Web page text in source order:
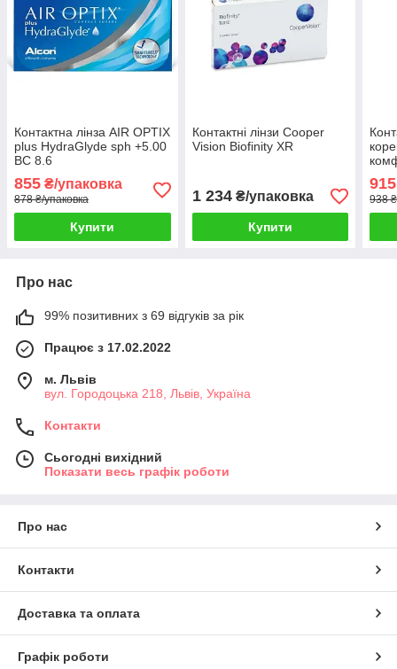
Контактна лінза AIR OPTIX
plus HydraGlyde sph +5.00
BC 8.6
855 ₴/упаковка
878 ₴/упаковка
Купити
Контактні лінзи Cooper
Vision Biofinity XR
1 234₴/упаковка
Купити
915
938
Про нас
99% позитивних з 69 відгуків за рік
Працює з 17.02.2022
м. Львів
вул. Городоцька 218, Львів, Україна
Контакти
Сьогодні вихідний
Показати весь графік роботи
Про нас
Контакти
Доставка та оплата
Графік роботи